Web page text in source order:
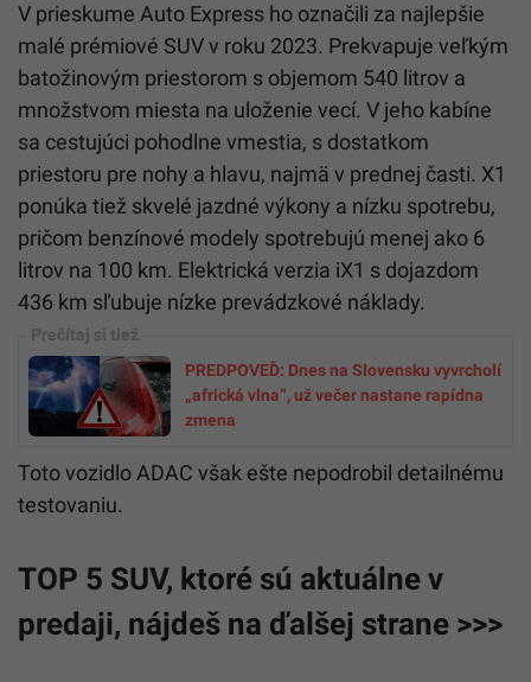
V prieskume Auto Express ho označili za najlepšie
malé prémiové SUV v roku 2023. Prekvapuje veľkým
batožinovým priestorom s objemom 540 litrov a
množstvom miesta na uloženie vecí. V jeho kabíne
sa cestujúci pohodlne vmestia, s dostatkom
priestoru pre nohy a hlavu, najmä v prednej časti. X1
ponúka tiež skvelé jazdné výkony a nízku spotrebu,
pričom benzínové modely spotrebujú menej ako 6
litrov na 100 km. Elektrická verzia iX1 s dojazdom
436 km sľubuje nízke prevádzkové náklady.
PREDPOVEĎ: Dnes na Slovensku vyvrcholí
„africká vlna“, už večer nastane rapídna
zmena
Toto vozidlo ADAC však ešte nepodrobil detailnému
testovaniu.
TOP 5 SUV, ktoré sú aktuálne v
predaji, nájdeš na ďalšej strane >>>